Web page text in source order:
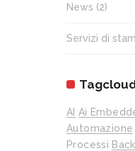
News (2)
Servizi di
AI Ai
Automazione
Processi